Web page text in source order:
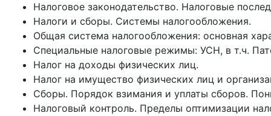
Налоговое законодательство. Налоговые
Налоги и сборы. Системы налогообложения.
Общая система налогообложения: основная
Специальные налоговые режимы: УСН, в т.ч.
Налог на доходы физических лиц.
Налог на имущество физических лиц и
Сборы. Порядок взимания и уплаты сборов.
Налоговый контроль. Пределы оптимизации